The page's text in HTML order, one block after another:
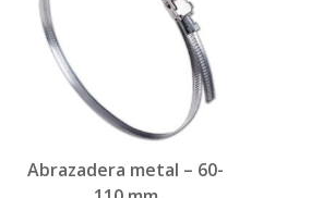
Abrazadera metal – 60-